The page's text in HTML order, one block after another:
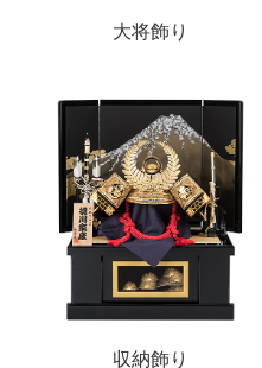
大将飾り
収納飾り